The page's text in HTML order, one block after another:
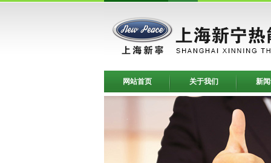
网站首页 关于我们 新